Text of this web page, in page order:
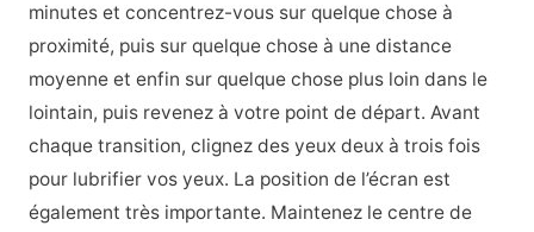
minutes et concentrez-vous sur quelque chose à
proximité, puis sur quelque chose à une distance
moyenne et enfin sur quelque chose plus loin dans le
lointain, puis revenez à votre point de départ. Avant
chaque transition, clignez des yeux deux à trois fois
pour lubrifier vos yeux. La position de l’écran est
également très importante. Maintenez le centre de